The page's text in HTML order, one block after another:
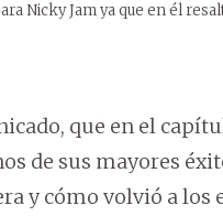
Nicky Jam ya que en él
que en el
de sus mayores
y cómo volvió a los